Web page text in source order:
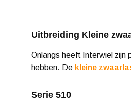
Uitbreiding Kleine
Onlangs heeft Interwiel zijn
hebben. De kleine
Serie 510